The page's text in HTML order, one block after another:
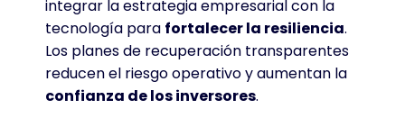
integrar la estrategia empresarial con la
tecnología para fortalecer la resiliencia.
Los planes de recuperación transparentes
reducen el riesgo operativo y aumentan la
confianza de los inversores.